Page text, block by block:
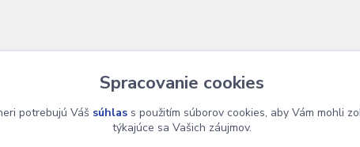
Spracovanie cookies
potrebujú Váš súhlas s použitím súborov cookies, aby Vám mohli
týkajúce sa Vašich záujmov.